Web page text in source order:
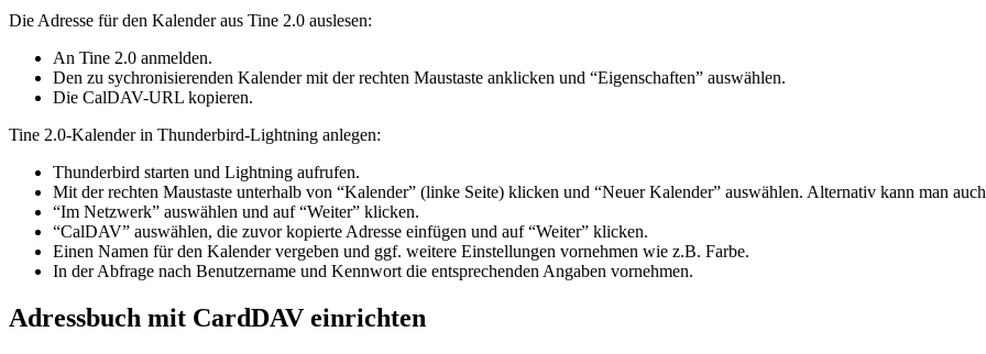
Die Adresse für den Kalender aus Tine 2.0 auslesen:
An Tine 2.0 anmelden.
Den zu sychronisierenden Kalender mit der rechten Maustaste anklicken und “Eigenschaften” auswählen.
Die CalDAV-URL kopieren.
Tine 2.0-Kalender in Thunderbird-Lightning anlegen:
Thunderbird starten und Lightning aufrufen.
Mit der rechten Maustaste unterhalb von “Kalender” (linke Seite) klicken und “Neuer Kalender” auswählen. Alternativ kann man
“Im Netzwerk” auswählen und auf “Weiter” klicken.
“CalDAV” auswählen, die zuvor kopierte Adresse einfügen und auf “Weiter” klicken.
Einen Namen für den Kalender vergeben und ggf. weitere Einstellungen vornehmen wie z.B. Farbe.
In der Abfrage nach Benutzername und Kennwort die entsprechenden Angaben vornehmen.
Adressbuch mit CardDAV einrichten